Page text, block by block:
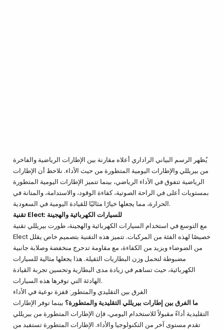
يُظهر الرسم البياني الراداري أعلاه مقارنة بين الإطارات الرياضية والفاخرة
من بيريللي والإطارات اليومية المتطورة من حيث الأداء. نلاحظ أن الإطارات
الرياضية تتفوق في الأداء الرياضي، بينما تتميز الإطارات اليومية المتطورة
بمستويات أعلى في الراحة الصوتية، كفاءة الوقود، والاستدامة، والمتانة في
الحرارة، مما يجعلها خيارًا مثاليًا للقيادة اليومية في السعودية.
تقنية Elect: للسيارات الكهربائية والهجينة
مع التوسع في استخدام السيارات الكهربائية والهجينة، طورت بيريللي تقنية
Elect خصيصًا لهذه الفئة من المركبات. تتميز هذه التقنية بتصميم خاص يقلل
من الضوضاء ويزيد من الكفاءة، مع مقاومة تدحرج منخفضة وصلابة جانبية
مضبوطة لتحمل وزن البطاريات الثقيلة. هذا يجعلها مثالية للسيارات
الكهربائية، حيث تساهم في زيادة مدى البطارية وتحسين تجربة القيادة
الهادئة التي توفرها هذه السيارات.
الفرق بين التقليدي والمتطور: قفزة نوعية في الأداء
ما الفرق بين إطارات بيريللي التقليدية والمتطورة؟ بينما توفر الإطارات
التقليدية أداءً مقبولاً للاستخدام اليومي، فإن الإطارات المتطورة من بيريللي
تقدم مستوى آخر من التكنولوجيا والأداء. الإطارات المتطورة تستفيد من